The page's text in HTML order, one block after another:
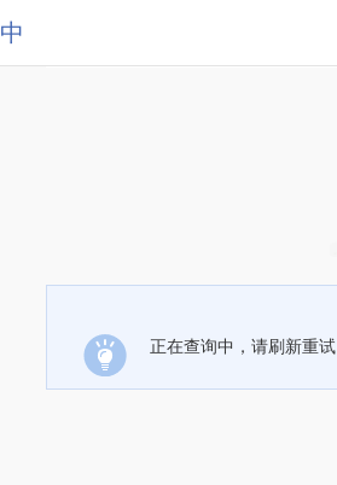
正在查询中，请刷新重试